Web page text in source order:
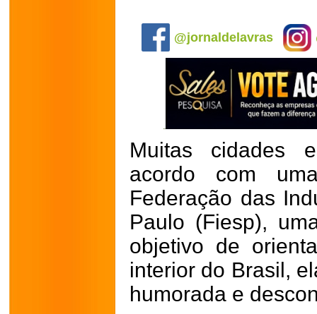
@jornaldelavras
Muitas cidades
acordo com
Federação das
Paulo (Fiesp),
objetivo de
interior do Brasil,
humorada e